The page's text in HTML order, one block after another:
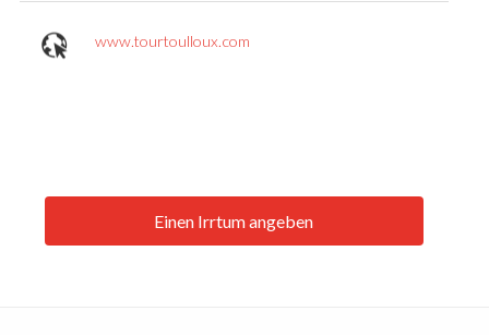
www.tourtoulloux.com
Einen Irrtum angeben